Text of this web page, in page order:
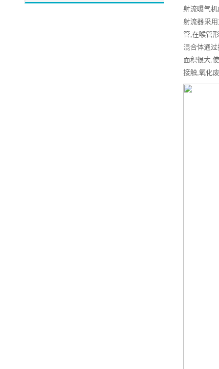
射流曝气
射流器采
管,在喉管
混合体通
面积很大,
接触,氧化